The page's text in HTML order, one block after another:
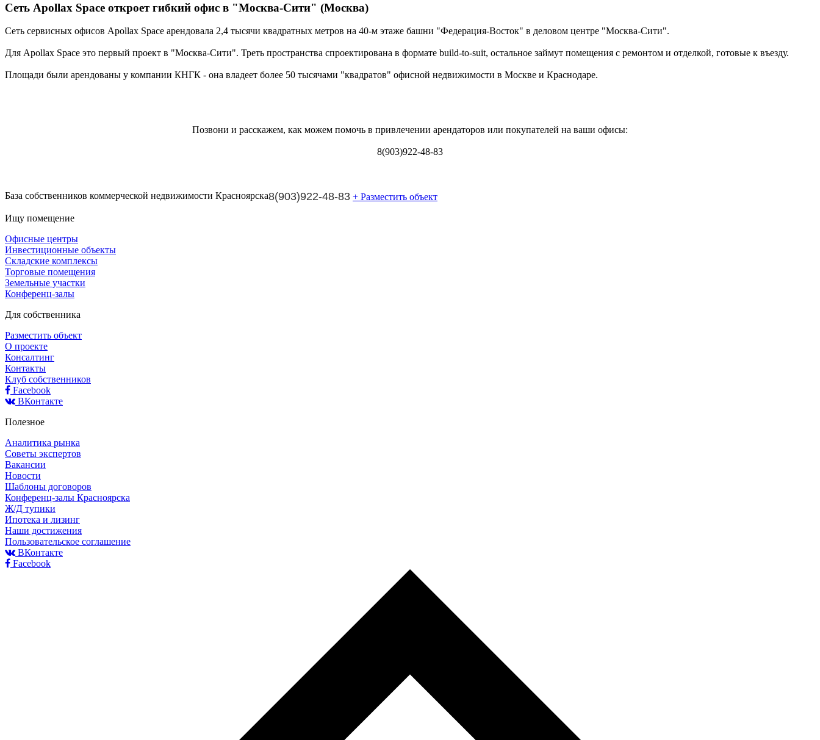
Сеть Apollax Space откроет гибкий офис в "Москва-Сити" (Москва)
Сеть сервисных офисов Apollax Space арендовала 2,4 тысячи квадратных метров на 40-м этаже башни "Федерация-Восток" в деловом центре "Москва-Сити".
Для Apollax Space это первый проект в "Москва-Сити". Треть пространства спроектирована в формате build-to-suit, остальное займут помещения с ремонтом и отделкой, готовые к въезду.
Площади были арендованы у компании КНГК - она владеет более 50 тысячами "квадратов" офисной недвижимости в Москве и Краснодаре.
Позвони и расскажем, как можем помочь в привлечении арендаторов или покупателей на ваши офисы:
8(903)922-48-83
База собственников коммерческой недвижимости Красноярска8(903)922-48-83 + Разместить объект
Ищу помещение
Офисные центры
Инвестиционные объекты
Складские комплексы
Торговые помещения
Земельные участки
Конференц-залы
Для собственника
Разместить объект
О проекте
Консалтинг
Контакты
Клуб собственников
Facebook
ВКонтакте
Полезное
Аналитика рынка
Советы экспертов
Вакансии
Новости
Шаблоны договоров
Конференц-залы Красноярска
Ж/Д тупики
Ипотека и лизинг
Наши достижения
Пользовательское соглашение
ВКонтакте
Facebook